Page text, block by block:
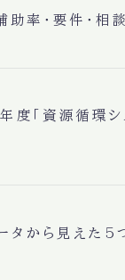
率・要件・相
度「資源循環
から見えた5